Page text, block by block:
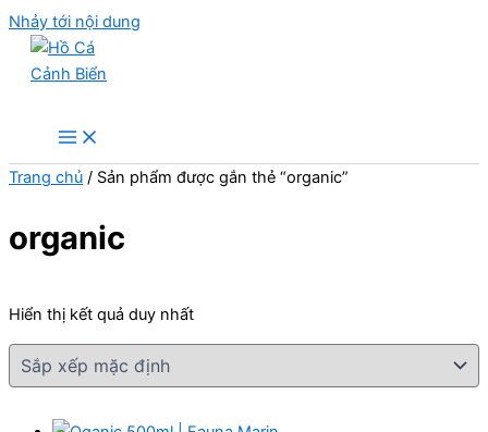
Nhảy tới nội dung
Trang chủ / Sản phẩm được gắn thẻ “organic”
organic
Hiển thị kết quả duy nhất